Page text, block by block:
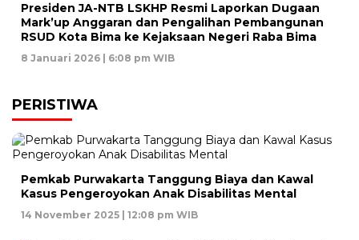
Presiden JA-NTB LSKHP Resmi Laporkan Dugaan
Mark’up Anggaran dan Pengalihan Pembangunan
RSUD Kota Bima ke Kejaksaan Negeri Raba Bima
8 Januari 2026 | 6:08 pm WIB
PERISTIWA
Pemkab Purwakarta Tanggung Biaya dan Kawal
Kasus Pengeroyokan Anak Disabilitas Mental
14 November 2025 | 12:08 pm WIB